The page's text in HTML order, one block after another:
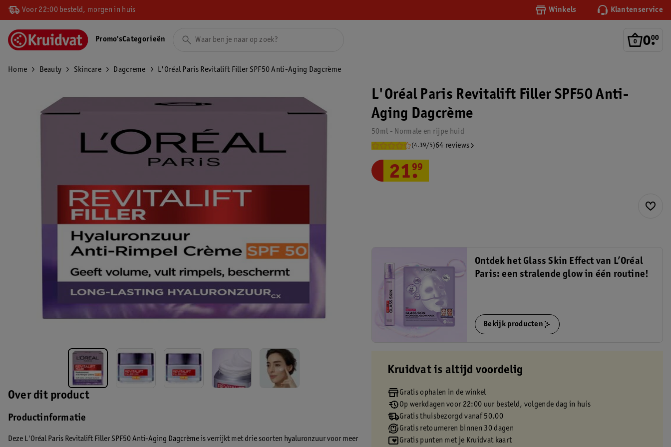
Voor 22:00 besteld, morgen in huis Winkels Klantenservice
0.
00
Promo'sCategorieën
Home Beauty Skincare Dagcreme L'Oréal Paris Revitalift Filler SPF50 Anti-Aging Dagcrème
Over dit product
Productinformatie
Deze L'Oréal Paris Revitalift Filler SPF50 Anti-Aging Dagcrème is verrijkt met drie soorten hyaluronzuur voor meer
L'Oréal Paris Revitalift Filler SPF50 Anti-
Aging Dagcrème
50ml - Normale en rijpe huid
(4.39/5)64 reviews
21.
99
Ontdek het Glass Skin Effect van L’Oréal
Paris: een stralende glow in één routine!
Bekijk producten
Kruidvat is altijd voordelig
Gratis ophalen in de winkel
Op werkdagen voor 22:00 uur besteld, volgende dag in huis
Gratis thuisbezorgd vanaf 50.00
Gratis retourneren binnen 30 dagen
Gratis punten met je Kruidvat kaart